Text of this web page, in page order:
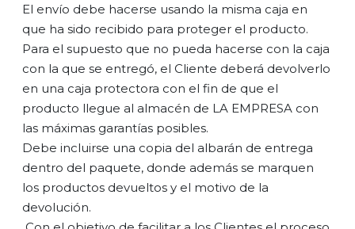
El envío debe hacerse usando la misma caja en
que ha sido recibido para proteger el producto.
Para el supuesto que no pueda hacerse con la caja
con la que se entregó, el Cliente deberá devolverlo
en una caja protectora con el fin de que el
producto llegue al almacén de LA EMPRESA con
las máximas garantías posibles.
Debe incluirse una copia del albarán de entrega
dentro del paquete, donde además se marquen
los productos devueltos y el motivo de la
devolución.